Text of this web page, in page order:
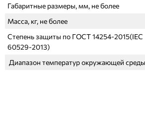
Габаритные размеры, мм, не более
Масса, кг, не более
Степень защиты по ГОСТ 14254-2015(IEC
60529-2013)
Диапазон температур окружающей